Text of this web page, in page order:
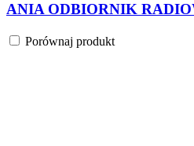
ANIA ODBIORNIK
Porównaj produkt